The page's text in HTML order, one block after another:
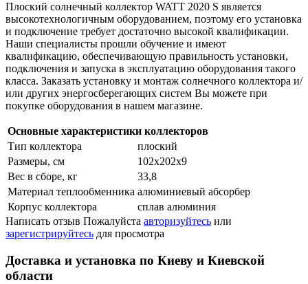
Плоский солнечный коллектор WATT 2020 S является
высокотехнологичным оборудованием, поэтому его установка
и подключение требует достаточно высокой квалификации.
Наши специалисты прошли обучение и имеют
квалификацию, обеспечивающую правильность установки,
подключения и запуска в эксплуатацию оборудования такого
класса. Заказать установку и монтаж солнечного коллектора и/
или других энергосберегающих систем Вы можете при
покупке оборудования в нашем магазине.
Основные характеристики коллекторов
Тип коллектора
плоский
Размеры, см
102х202х9
Вес в сборе, кг
33,8
Материал теплообменника алюминиевый абсорбер
Корпус коллектора
сплав алюминия
Написать отзыв Пожалуйста авторизуйтесь или
зарегистрируйтесь для просмотра
Доставка и установка по Киеву и Киевской
области